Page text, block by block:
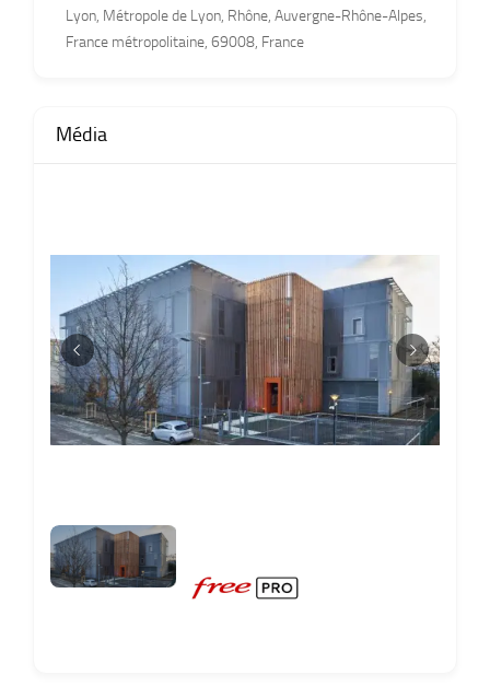
Lyon, Métropole de Lyon, Rhône, Auvergne-Rhône-Alpes,
France métropolitaine, 69008, France
Média